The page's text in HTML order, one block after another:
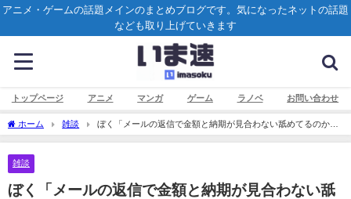
アニメ・ゲームの話題メインのまとめブログです。気になったネットの話題
なども取り上げていきます
トップページ アニメ マンガ ゲーム ラノベ お問い合わせ
ホーム 雑談
ぼく「メールの返信で金額と納期が見合わない舐めてるのかと
いうのを丁寧に回りくどく書いてください」AI「はい」
雑談
ぼく「メールの返信で金額と納期が見合わない舐